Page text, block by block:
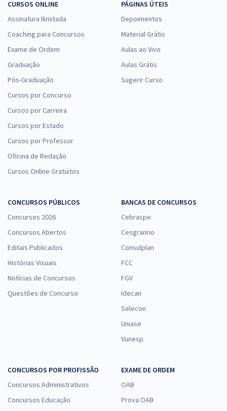
CODERN - Companhia Docas do Rio Grande do Norte - Analista de
Conhecimentos Específicos para o Cargo de Analista de Sistemas
à vista
R$20,65
Comprar
CODERN - Companhia Docas do Rio Grande do Norte -
Administrativo
à vista
Economize R$ 51,96 (-20%)
Comprar
CURSOS ONLINE
Assinatura Ilimitada
Coaching para Concursos
Exame de Ordem
Graduação
Pós-Graduação
Cursos por Concurso
Cursos por Carreira
Cursos por Estado
Cursos por Professor
Oficina de Redação
Cursos Online Gratuitos
PÁGINAS ÚTEIS
Depoimentos
Material Grátis
Aulas ao Vivo
Aulas Grátis
Sugerir Curso
CONCURSOS PÚBLICOS
Concursos 2026
Concursos Abertos
Editais Publicados
Histórias Visuais
Notícias de Concursos
Questões de Concurso
BANCAS DE CONCURSOS
Cebraspe
Cesgranrio
Consulplan
FCC
FGV
Idecan
Selecon
Uniase
Vunesp
CONCURSOS POR PROFISSÃO
Concursos Administrativos
Concursos Educação
EXAME DE ORDEM
OAB
Prova OAB